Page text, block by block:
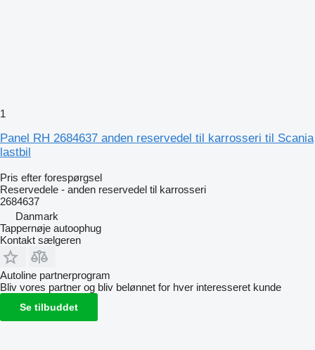
1
Panel RH 2684637 anden reservedel til karrosseri til Scania
lastbil
Pris efter forespørgsel
Reservedele - anden reservedel til karrosseri
2684637
Danmark
Tappernøje autoophug
Kontakt sælgeren
Autoline partnerprogram
Bliv vores partner og bliv belønnet for hver interesseret kunde
Se tilbuddet